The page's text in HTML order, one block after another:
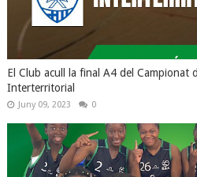
El Club acull la final A4 del Campionat
Interterritorial
Juny 09, 2023 0